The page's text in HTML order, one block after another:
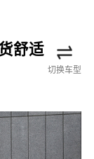
舒适
切换车型